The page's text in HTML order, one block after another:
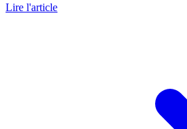
Lire l'article